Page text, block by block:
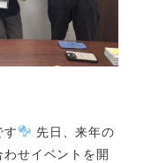
す
先日、来年の
せイベントを開